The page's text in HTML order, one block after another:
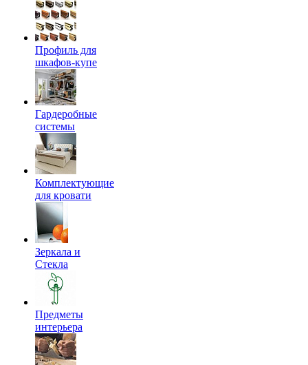
Профиль для
шкафов-купе
Гардеробные
системы
Комплектующие
для кровати
Зеркала и
Стекла
Предметы
интерьера